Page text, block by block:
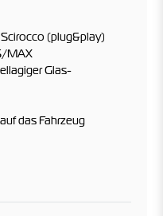
(plug&play)
MAX
Glas-
das Fahrzeug